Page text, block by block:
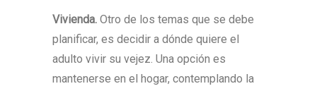
Vivienda. Otro de los temas que se debe
planificar, es decidir a dónde quiere el
adulto vivir su vejez. Una opción es
mantenerse en el hogar, contemplando la